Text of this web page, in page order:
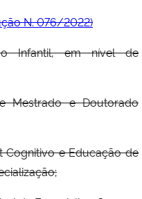
N. 076/2022)
Infantil, em nível de
Mestrado e Doutorado
Cognitivo e Educação de